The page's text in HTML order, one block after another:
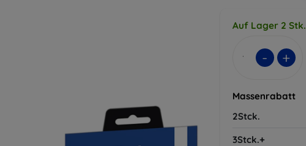
Auf Lager 2 Stk.
- +
Massenrabatt
2Stck.
3Stck.+